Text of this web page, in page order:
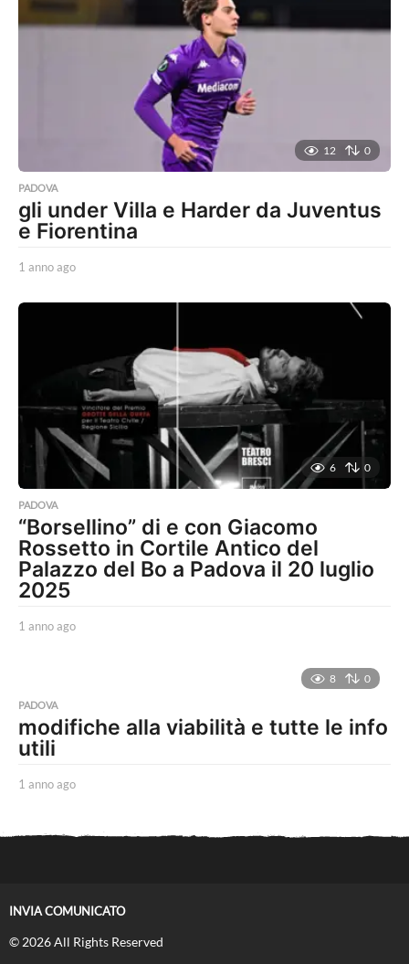
12 0
PADOVA
gli under Villa e Harder da Juventus
e Fiorentina
1 anno ago
n
6 0
PADOVA
“Borsellino” di e con Giacomo
Rossetto in Cortile Antico del
Palazzo del Bo a Padova il 20 luglio
2025
1 anno ago
g
8 0
PADOVA
modifiche alla viabilità e tutte le info
utili
1 anno ago
n
o
INVIA COMUNICATO
© 2026 All Rights Reserved